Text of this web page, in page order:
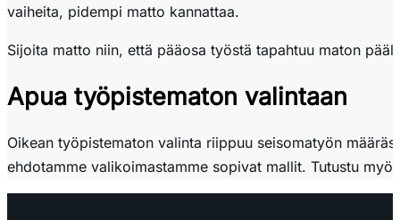
vaiheita, pidempi matto kannattaa.
Sijoita matto niin, että pääosa työstä tapahtuu maton
Apua työpistematon valintaan
Oikean työpistematon valinta riippuu seisomatyön
ehdotamme valikoimastamme sopivat mallit. Tutustu